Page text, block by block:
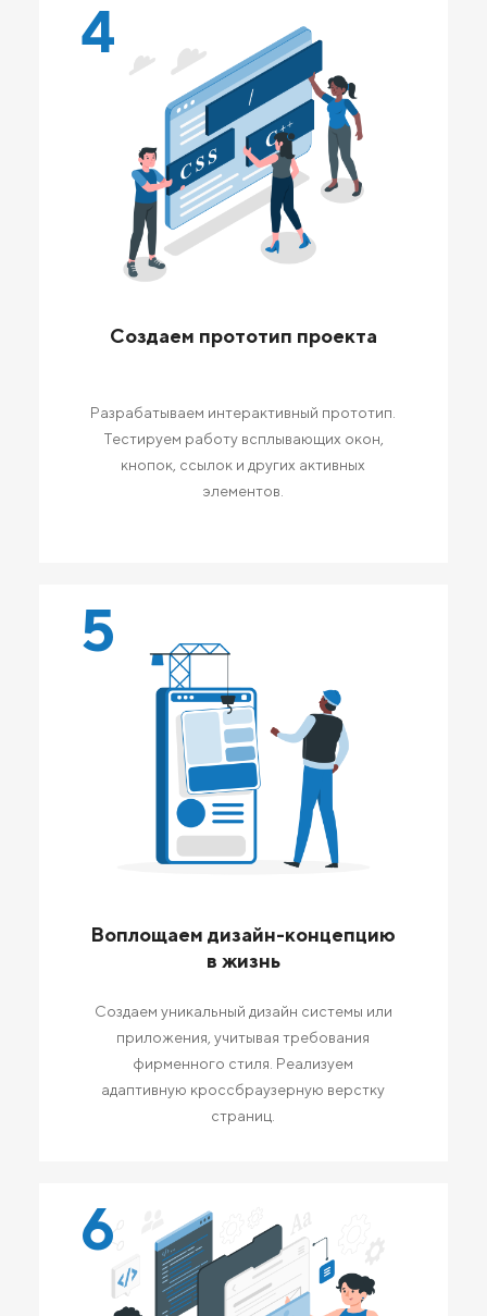
4
Создаем прототип проекта
Разрабатываем интерактивный прототип.
Тестируем работу всплывающих окон,
кнопок, ссылок и других активных
элементов.
5
Воплощаем дизайн-концепцию
в жизнь
Создаем уникальный дизайн системы или
приложения, учитывая требования
фирменного стиля. Реализуем
адаптивную кроссбраузерную верстку
страниц.
6